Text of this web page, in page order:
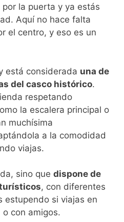
por la puerta y ya estás
Aquí no hace falta
el centro, y eso es un
está considerada una de
del casco histórico.
respetando
la escalera principal o
muchísima
a la comodidad
viajas.
sino que dispone de
, con diferentes
estupendo si viajas en
con amigos.